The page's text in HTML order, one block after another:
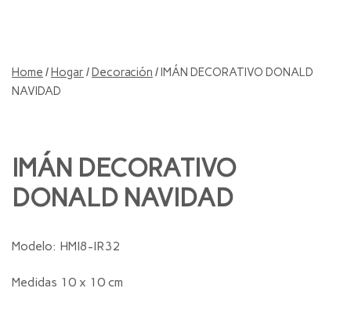
Home /Hogar /Decoración / IMÁN DECORATIVO DONALD
NAVIDAD
IMÁN DECORATIVO
DONALD NAVIDAD
Modelo: HMI8-IR32
Medidas 10 x 10 cm